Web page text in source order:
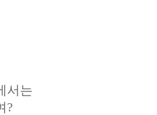
서는
?